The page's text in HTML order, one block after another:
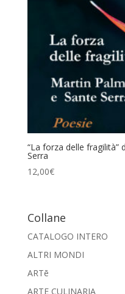
“La forza delle fragilità”
Serra
12,00€
Collane
CATALOGO INTERO
ALTRI MONDI
ARTē
ARTE CULINARIA